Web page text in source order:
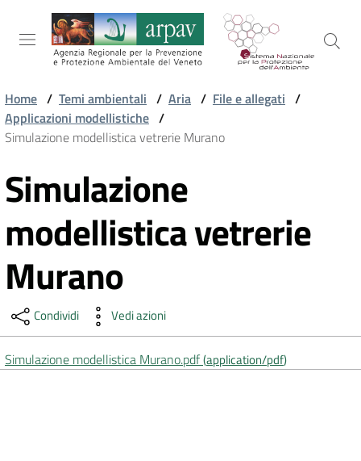
Salta al contenuto
Salta alla navigazione
Salta al footer
ARPAV
TEMI
TERRITORIO
SERVIZI
Home / Temi ambientali / Aria / File e allegati /
Applicazioni modellistiche /
Simulazione modellistica vetrerie Murano
Vai al contenuto
Simulazione
modellistica vetrerie
Murano
Condividi Vedi azioni
Simulazione modellistica Murano.pdf(application/pdf)